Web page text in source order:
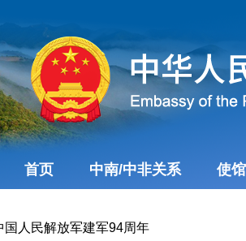
首页 中南/中非关系 使
国人民解放军建军94周年